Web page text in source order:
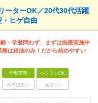
ーターOK／20代30代活躍
・ヒゲ自由
・学歴問わず、まずは面接実施中
は給油のみ！だから始めやすい
学歴不問 ベテランOK
賞与複数月 面接1回